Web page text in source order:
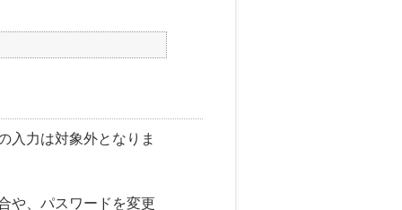
入力は対象外となりま
や、パスワードを変更